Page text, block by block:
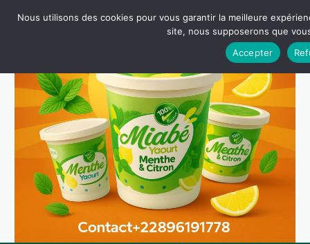
Nous utilisons des cookies pour vous garantir la meilleure
site, nous supposerons que
Accepter